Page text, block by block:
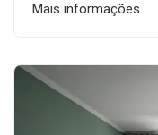
Mais informações